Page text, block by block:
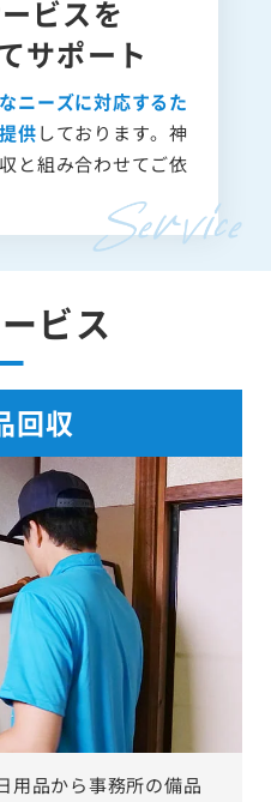
ビスを
サポート
ニーズに対応するた
供しております。神
と組み合わせてご依
ビス
回収
用品から事務所の備品